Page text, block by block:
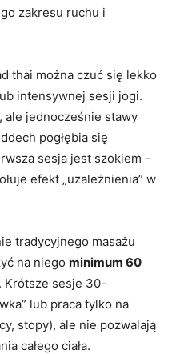
zakresu ruchu i
thai można czuć się lekko
intensywnej sesji jogi.
ale jednocześnie stawy
pogłębia się
sesja jest szokiem –
efekt „uzależnienia” w
tradycyjnego masażu
na niego minimum 60
Krótsze sesje 30-
lub praca tylko na
stopy), ale nie pozwalają
całego ciała.